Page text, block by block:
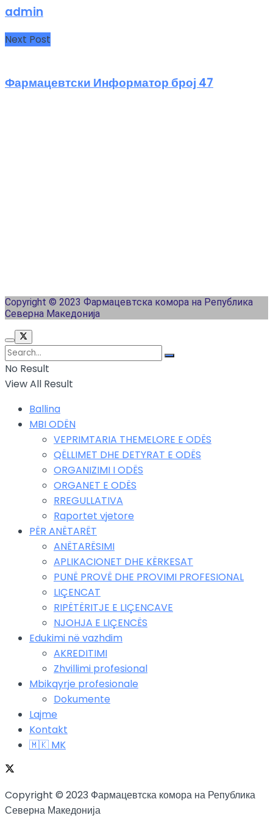
admin
Next Post
Фармацевтски Информатор број 47
Copyright © 2023 Фармацевтска комора на Република
Северна Македонија
No Result
View All Result
Ballina
MBI ODËN
VEPRIMTARIA THEMELORE E ODËS
QËLLIMET DHE DETYRAT E ODËS
ORGANIZIMI I ODËS
ORGANET E ODËS
RREGULLATIVA
Raportet vjetore
PËR ANËTARËT
ANËTARËSIMI
APLIKACIONET DHE KËRKESAT
PUNË PROVË DHE PROVIMI PROFESIONAL
LIÇENCAT
RIPËTËRITJE E LIÇENCAVE
NJOHJA E LIÇENCËS
Edukimi në vazhdim
AKREDITIMI
Zhvillimi profesional
Mbikqyrje profesionale
Dokumente
Lajme
Kontakt
🇲🇰 MK
Copyright © 2023 Фармацевтска комора на Република
Северна Македонија